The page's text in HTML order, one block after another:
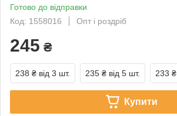
Готово до відправки
Код: 1558016
Опт і роздріб
245 ₴
238 ₴ від 3 шт. 235 ₴ від 5 шт. 233 ₴
Купити